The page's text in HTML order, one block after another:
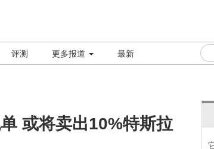
评测 更多报道 最新
或将卖出10%特斯拉